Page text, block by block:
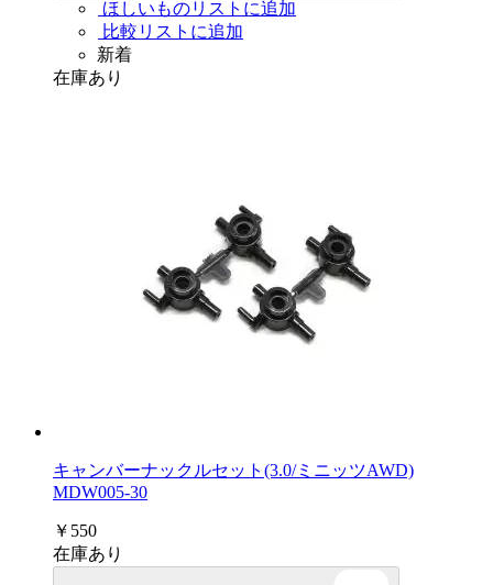
ほしいものリストに追加
比較リストに追加
新着
在庫あり
キャンバーナックルセット(3.0/ミニッツAWD)
MDW005-30
￥550
在庫あり